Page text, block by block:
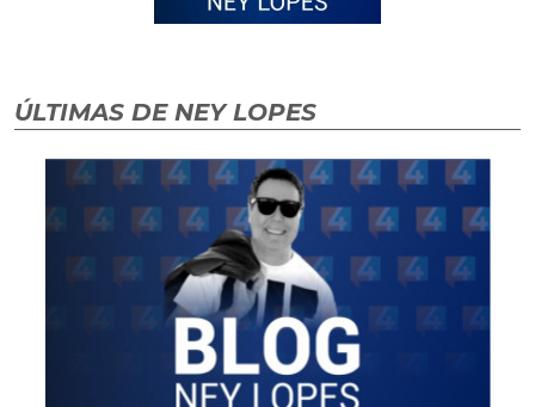
ÚLTIMAS DE NEY LOPES